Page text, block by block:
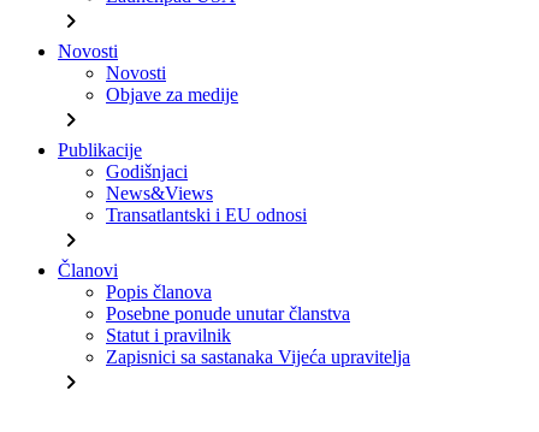
chevron_right
Novosti
Novosti
Objave za medije
chevron_right
Publikacije
Godišnjaci
News&Views
Transatlantski i EU odnosi
chevron_right
Članovi
Popis članova
Posebne ponude unutar članstva
Statut i pravilnik
Zapisnici sa sastanaka Vijeća upravitelja
chevron_right